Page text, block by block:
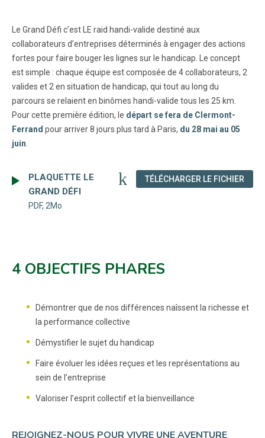
Le Grand Défi c’est LE raid handi-valide destiné aux
collaborateurs d’entreprises déterminés à engager des actions
fortes pour faire bouger les lignes sur le handicap. Le concept
est simple : chaque équipe est composée de 4 collaborateurs, 2
valides et 2 en situation de handicap, qui tout au long du
parcours se relaient en binômes handi-valide tous les 25 km.
Pour cette première édition, le départ se fera de Clermont-
Ferrand pour arriver 8 jours plus tard à Paris, du 28 mai au 05
juin.
PLAQUETTE LE
GRAND DÉFI
PDF, 2Mo
TÉLÉCHARGER LE FICHIER
4 OBJECTIFS PHARES
Démontrer que de nos différences naîssent la richesse et
la performance collective
Démystifier le sujet du handicap
Faire évoluer les idées reçues et les représentations au
sein de l’entreprise
Valoriser l’esprit collectif et la bienveillance
REJOIGNEZ-NOUS POUR VIVRE UNE AVENTURE